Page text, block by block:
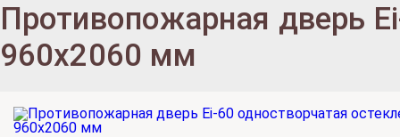
Противопожарная дверь
960х2060 мм